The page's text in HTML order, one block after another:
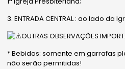
3. ENTRADA CENTRAL : ao lado da
OUTRAS OBSERVAÇÕES
* Bebidas: somente em garrafas
não serão permitidas!